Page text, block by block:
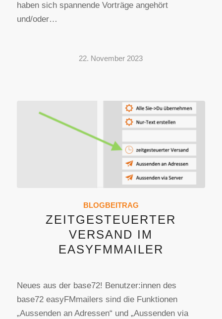
haben sich spannende Vorträge angehört
und/oder…
22. November 2023
BLOGBEITRAG
ZEITGESTEUERTER
VERSAND IM
EASYFMMAILER
Neues aus der base72! Benutzer:innen des
base72 easyFMmailers sind die Funktionen
„Aussenden an Adressen“ und „Aussenden via